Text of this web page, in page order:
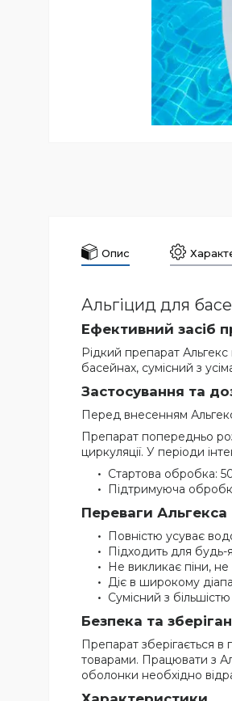
Опис
Альгіцид для
Ефективний засіб
Рідкий препарат
басейнах, сумісний з
Застосування та
Перед внесенням
Препарат попередньо
циркуляції. У періоди
Стартова обробка:
Підтримуюча
Переваги Альгекса
Повністю усуває
Підходить для будь-
Не викликає піни, не
Діє в широкому
Сумісний з
Безпека та
Препарат зберігається
товарами. Працювати з
оболонки необхідно